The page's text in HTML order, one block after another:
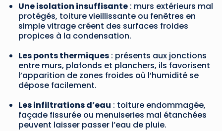
Une isolation insuffisante : murs extérieurs mal
protégés, toiture vieillissante ou fenêtres en
simple vitrage créent des surfaces froides
propices à la condensation.
Les ponts thermiques : présents aux jonctions
entre murs, plafonds et planchers, ils favorisent
l’apparition de zones froides où l’humidité se
dépose facilement.
Les infiltrations d’eau : toiture endommagée,
façade fissurée ou menuiseries mal étanchées
peuvent laisser passer l’eau de pluie.